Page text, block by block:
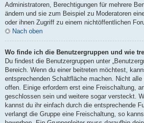
Administratoren, Berechtigungen für mehrere
ändern und sie zum Beispiel zu Moderatoren
oder ihnen Zugriff zu einem nichtöffentlichen
Nach oben
Wo finde ich die Benutzergruppen und wie
Du findest die Benutzergruppen unter
Bereich. Wenn du einer beitreten möchtest,
entsprechenden Schaltfläche machen. Nicht
offen. Einige erfordern erst eine Freischaltung,
geschlossen sein und weitere sogar versteckt.
kannst du ihr einfach durch die entsprechende
verlangt die Gruppe eine Freischaltung, so